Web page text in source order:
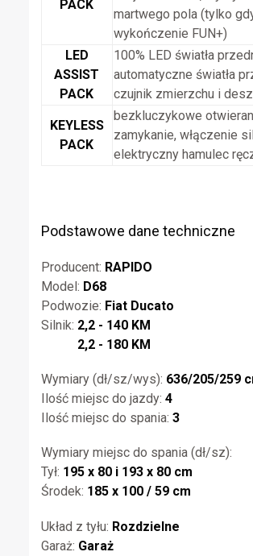
PACK
martwego pola (tylko
wykończenie FUN+)
LED
ASSIST
PACK
100% LED światła
automatyczne światła
czujnik zmierzchu i
KEYLESS
PACK
bezkluczykowe
zamykanie, włączenie
elektryczny hamulec
Podstawowe dane techniczne
Producent: RAPIDO
Model: D68
Podwozie: Fiat Ducato
Silnik: 2,2 - 140 KM
2,2 - 180 KM
Wymiary (dł/sz/wys): 636/205/259
Ilość miejsc do jazdy: 4
Ilość miejsc do spania: 3
Wymiary miejsc do spania (dł/sz):
Tył: 195 x 80 i 193 x 80 cm
Środek: 185 x 100 / 59 cm
Układ z tyłu: Rozdzielne
Garaż: Garaż